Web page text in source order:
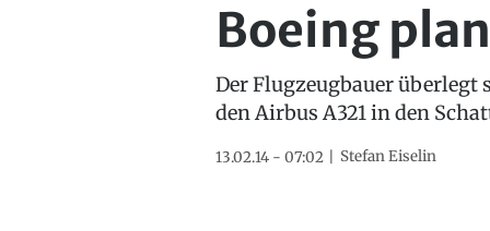
Boeing
Der Flugzeugbauer überlegt
den Airbus A321 in den
13.02.14 - 07:02 Stefan Eiselin